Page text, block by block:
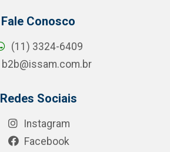
Fale Conosco
(11) 3324-6409
b2b@issam.com.br
Redes Sociais
Instagram
Facebook